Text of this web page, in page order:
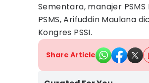
Sementara, manajer
PSMS, Arifuddin Maulana
Kongres PSSI.
Share Article